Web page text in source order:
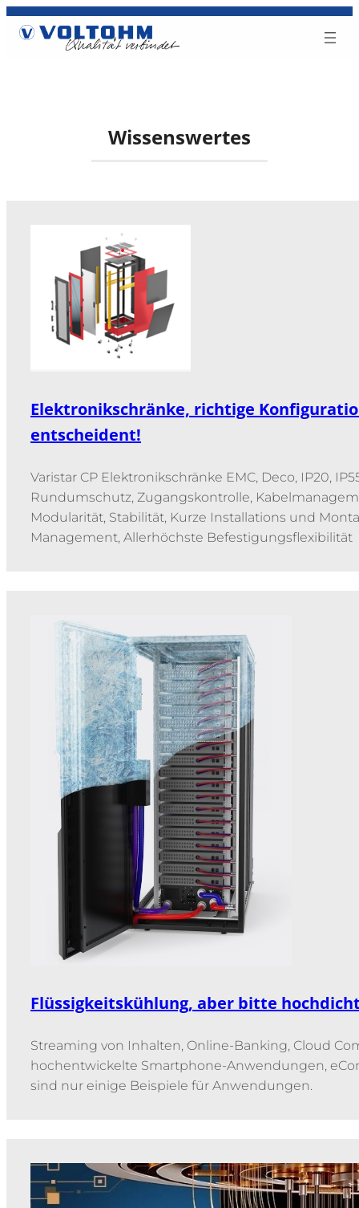
Wissenswertes
Elektronikschränke, richtige
entscheident!
Varistar CP Elektronikschränke EMC, Deco, IP20,
Rundumschutz, Zugangskontrolle,
Modularität, Stabilität, Kurze Installations und
Management, Allerhöchste Befestigungsflexibilität
Flüssigkeitskühlung, aber bitte
Streaming von Inhalten, Online-Banking, Cloud
hochentwickelte Smartphone-Anwendungen,
sind nur einige Beispiele für Anwendungen.